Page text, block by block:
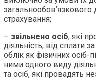
страхування;
– звільнено осіб, які
діяльність, від сплати
облік як фізичних
ними одного виду
та осіб, які провадять